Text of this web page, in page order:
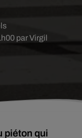
par Virgil
piéton qui